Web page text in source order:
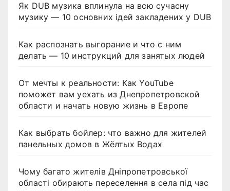
Як DUB музика вплинула на всю сучасну
музику — 10 основних ідей закладених у DUB
Как распознать выгорание и что с ним
делать — 10 инструкций для занятых людей
От мечты к реальности: Как YouTube
поможет вам уехать из Днепропетровской
области и начать новую жизнь в Европе
Как выбрать бойлер: что важно для жителей
панельных домов в Жёлтых Водах
Чому багато жителів Дніпропетровської
області обирають переселення в села під час